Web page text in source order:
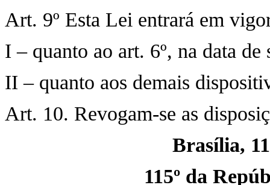
Art. 9º Esta Lei entrará em
I – quanto ao art. 6º, na data de
II – quanto aos demais
Art. 10. Revogam-se as
Brasília,
115º da